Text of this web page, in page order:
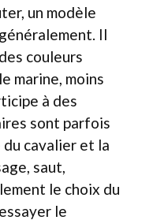
un modèle
Il
couleurs
marine, moins
à des
sont parfois
cavalier et la
saut,
le choix du
le